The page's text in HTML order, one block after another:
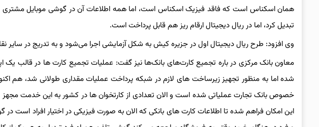
همان اسکناس است که فاقد فیزیک اسکناس است، اما همه اطلاعات آن در گوشی موبایل مشتری
تبدیل کرد، اما در ریال دیجیتال ارقام ریز هم قابل پرداخت است.
وی افزود: طرح ریال دیجیتال اول در جزیره کیش به شکل آزمایشی اجرا می‌شود و به تدریج در
خصوص بانک تجارت عملیاتی شده است و الان تعدادی از کارتخوان ها در کشور به این خدمت مجهز
این امکان فراهم شده تا اطلاعات کارت های بانکی که الان به صورت فیزیکی در اختیار افراد است